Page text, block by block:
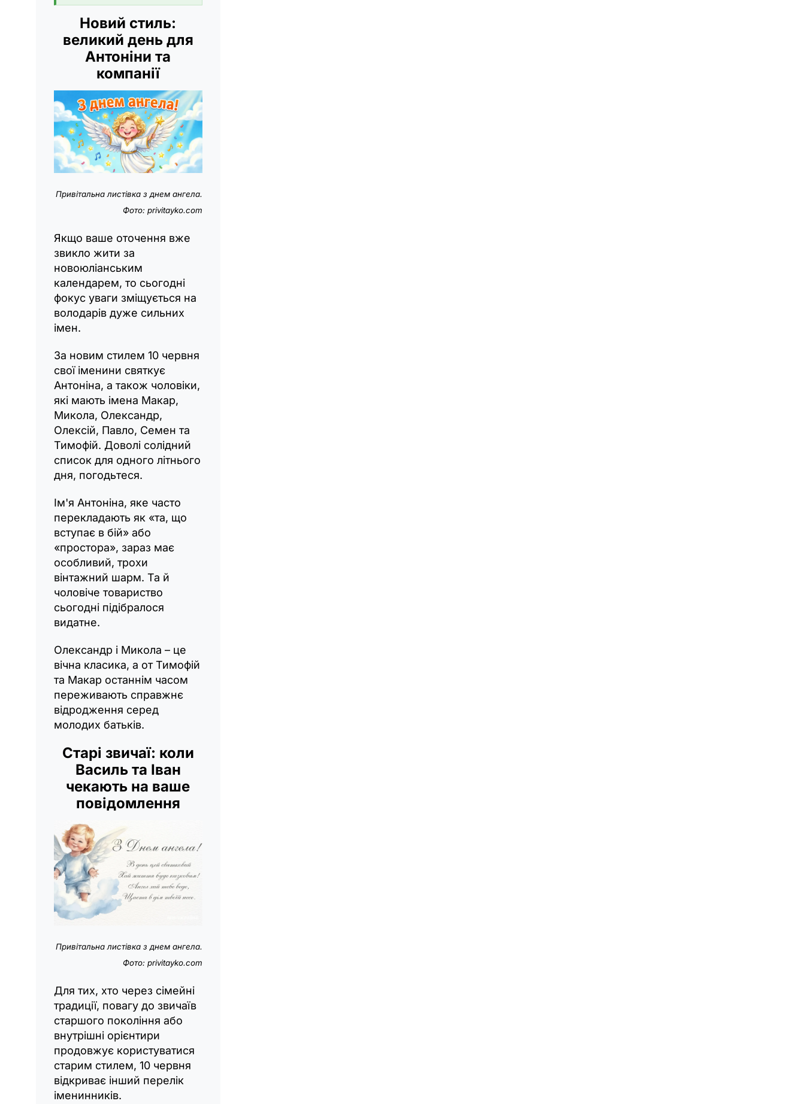
Новий стиль:
великий день для
Антоніни та
компанії
Привітальна листівка з днем ангела.
Фото: privitayko.com
Якщо ваше оточення вже
звикло жити за
новоюліанським
календарем, то сьогодні
фокус уваги зміщується на
володарів дуже сильних
імен.
За новим стилем 10 червня
свої іменини святкує
Антоніна, а також чоловіки,
які мають імена Макар,
Микола, Олександр,
Олексій, Павло, Семен та
Тимофій. Доволі солідний
список для одного літнього
дня, погодьтеся.
Ім'я Антоніна, яке часто
перекладають як «та, що
вступає в бій» або
«простора», зараз має
особливий, трохи
вінтажний шарм. Та й
чоловіче товариство
сьогодні підібралося
видатне.
Олександр і Микола – це
вічна класика, а от Тимофій
та Макар останнім часом
переживають справжнє
відродження серед
молодих батьків.
Старі звичаї: коли
Василь та Іван
чекають на ваше
повідомлення
Привітальна листівка з днем ангела.
Фото: privitayko.com
Для тих, хто через сімейні
традиції, повагу до звичаїв
старшого покоління або
внутрішні орієнтири
продовжує користуватися
старим стилем, 10 червня
відкриває інший перелік
іменинників.